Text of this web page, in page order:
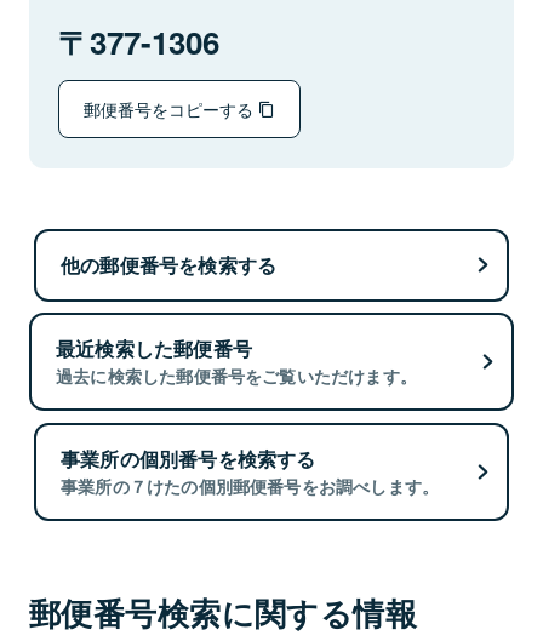
377-1306
郵便番号をコピーする
他の郵便番号を検索する
最近検索した郵便番号
過去に検索した郵便番号をご覧いただけます。
事業所の個別番号を検索する
事業所の７けたの個別郵便番号をお調べします。
郵便番号検索に関する情報